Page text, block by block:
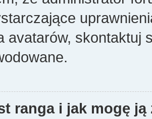
avatarów, skontaktuj
ranga i jak mogę ją